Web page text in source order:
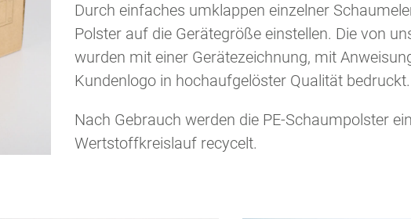
Durch einfaches umklappen einzelner
Polster auf die Gerätegröße einstellen. Die von
wurden mit einer Gerätezeichnung, mit
Kundenlogo in hochaufgelöster Qualität bedruckt.
Nach Gebrauch werden die PE-Schaumpolster
Wertstoffkreislauf recycelt.